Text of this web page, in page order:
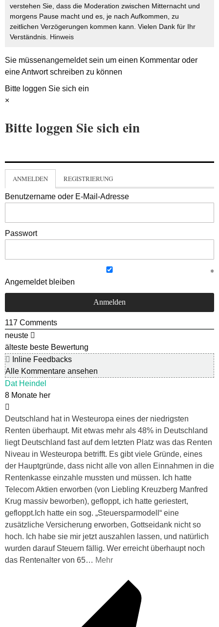
verstehen Sie, dass die Moderation zwischen Mitternacht und
morgens Pause macht und es, je nach Aufkommen, zu
zeitlichen Verzögerungen kommen kann. Vielen Dank für Ihr
Verständnis. Hinweis
Sie müssenangemeldetsein um einen Kommentar oder
eine Antwort schreiben zu können
Bitte loggen Sie sich ein
×
Bitte loggen Sie sich ein
ANMELDEN REGISTRIERUNG
Benutzername oder E-Mail-Adresse
Passwort
Angemeldet bleiben
117 Comments
neuste
älteste beste Bewertung
Inline Feedbacks
Alle Kommentare ansehen
Dat Heindel
8 Monate her
Deutschland hat in Westeuropa eines der niedrigsten
Renten überhaupt. Mit etwas mehr als 48% in Deutschland
liegt Deutschland fast auf dem letzten Platz was das Renten
Niveau in Westeuropa betrifft. Es gibt viele Gründe, eines
der Hauptgründe, dass nicht alle von allen Einnahmen in die
Rentenkasse einzahle mussten und müssen. Ich hatte
Telecom Aktien erworben (von Liebling Kreuzberg Manfred
Krug massiv beworben), gefloppt, ich hatte geriestert,
gefloppt.Ich hatte ein sog. „Steuersparmodell“ eine
zusätzliche Versicherung erworben, Gottseidank nicht so
hoch. Ich habe sie mir jetzt auszahlen lassen, und natürlich
wurden darauf Steuern fällig. Wer erreicht überhaupt noch
das Rentenalter von 65… Mehr